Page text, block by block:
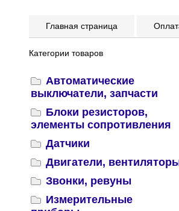
Главная страница
Категории товаров
Автоматические
выключатели, запчасти
Блоки резисторов,
элементы сопротивления
Датчики
Двигатели,
Звонки, ревуны
Измерительные